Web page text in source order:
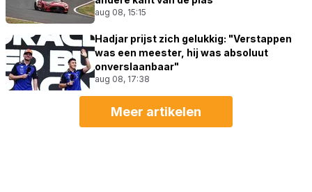
aug 08, 15:15
Hadjar prijst zich gelukkig: "Verstappen
was een meester, hij was absoluut
onverslaanbaar"
aug 08, 17:38
Meer artikelen